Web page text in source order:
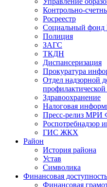
Контрольно-
Росреестр
Социальный фонд
Полиция
ЗАГС
ТКДН
Диспансеризация
Прокуратура
Отдел надзорной
Здравоохранение
Налоговая
Пресс-релиз
Роспотребнадзор
ГИС ЖКХ
Район
История района
Устав
Символика
Финансовая
Финансовая